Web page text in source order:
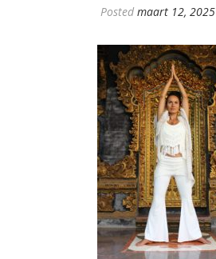
Posted maart 12, 2025